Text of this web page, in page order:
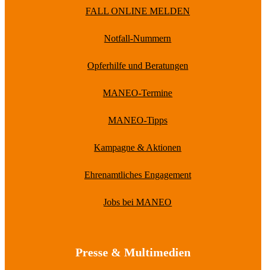
FALL ONLINE MELDEN
Notfall-Nummern
Opferhilfe und Beratungen
MANEO-Termine
MANEO-Tipps
Kampagne & Aktionen
Ehrenamtliches Engagement
Jobs bei MANEO
Presse & Multimedien